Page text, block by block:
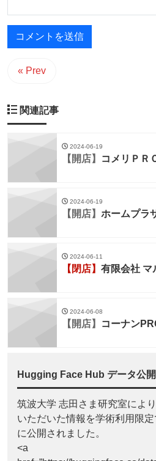
« Prev
関連記事
2024-06-19
【開店】 コメリＰＲ
2024-06-19
【開店】 ホームプラ
2024-06-11
【閉店】 有限会社 マ
2024-06-08
【開店】 コーナン
Hugging Face Hub データ公開
筑波大学 志田さま研究室によ
いただいた情報を学術利用限
に公開されました。
<a